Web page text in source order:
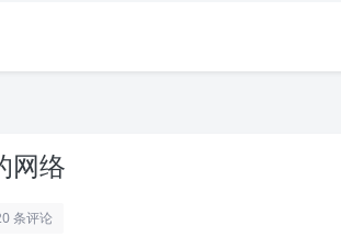
网络
条评论